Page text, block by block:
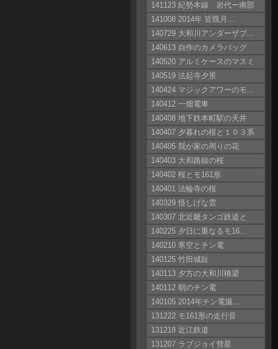
141123 紀勢本線 岩代ー南部
141008 2014年 皆既月...
140729 大和川アンダーザブ...
140613 自作のカメラバッグ
140520 アルミケースのマスミ
140519 法起寺夕景
140424 マジックアワーのモ...
140412 一畑電車
140408 地下鉄本町駅の天井
140407 夕暮れの桜と１０３系
140405 我が家の周りの花
140403 大和路線の桜
140402 桜とモ161形
140401 法輪寺の桜
140329 怪しげな雲
140307 北近畿タンゴ鉄道と
140225 夕日に重なるモ16...
140210 寒空とチン電
140125 竹田城趾
140113 夕方の大和川橋梁
140112 朝のチン電
140105 2014年チン電撮...
131222 モ161形の走行音
131218 近江鉄道
131207 ラブジョイ彗星